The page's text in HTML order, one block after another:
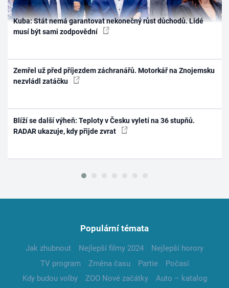
Kuba: Stát nemá garantovat nekonečný růst důchodů. Lidé
musí být sami zodpovědní
Zemřel už před příjezdem záchranářů. Motorkář na Znojemsku
nezvládl zatáčku
Blíží se další výheň: Teploty v Česku vyletí na 36 stupňů.
RADAR ukazuje, kdy přijde zvrat
Populární témata
Jak zhubnout Nejlepší filmy 2024
Nejlepší horory
TV program
Změna času Partie
Počasí
Kdy budou volby
ZOO Nové začátky
Auto – katalog